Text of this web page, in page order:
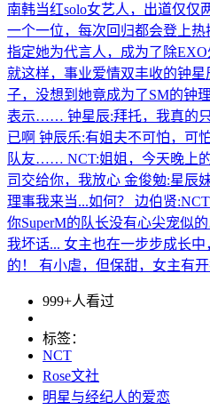
南韩当红solo女艺人，出道仅仅
一个一位，每次回归都会登上
指定她为代言人，成为了除EXO
就这样，事业爱情双丰收的钟星
子，没想到她竟成为了SM的钟
表示…… 钟星辰:拜托，我真的
已啊 钟辰乐:有姐夫不可怕，可
队友…… NCT:姐姐，今天晚上
司交给你，我放心 金俊勉:星辰
理事我来当...如何？ 边伯贤
你SuperM的队长没有心尖宠似
我坏话... 女主也在一步步成长
的！ 有小虐，但保甜，女主有
999+人看过
标签：
NCT
Rose文社
明星与经纪人的爱恋